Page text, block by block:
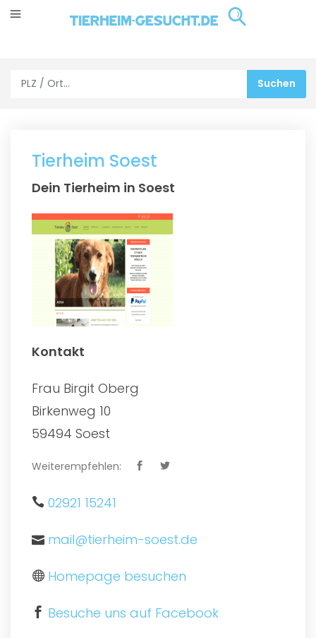
Tierheim Soest
Dein Tierheim in Soest
Kontakt
Frau Birgit Oberg
Birkenweg 10
59494 Soest
Weiterempfehlen:
02921 15241
mail@tierheim-soest.de
Homepage besuchen
Besuche uns auf Facebook